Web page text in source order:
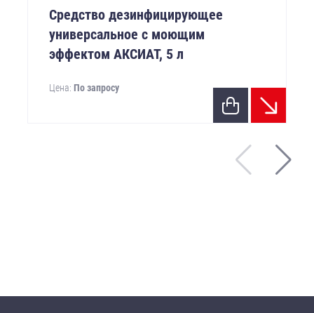
Средство дезинфицирующее
универсальное с моющим
эффектом АКСИАТ, 5 л
Цена: По запросу